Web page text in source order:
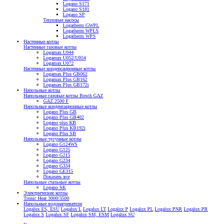
Logano S171
Logano S181
Logano SP
Тепловые насосы
Logatherm GWPL
Logatherm WPLS
Logatherm WPS
Настенные котлы
Настенные газовые котлы
Logamax U044
Logamax U052/U054
Logamax U072
Настенные конденсационные котлы
Logamax Plus GB062
Logamax Plus GB162
Logamax Plus GB172i
Напольные котлы
Напольные газовые котлы Bosch GAZ
GAZ 2500 F
Напольные конденсационные котлы
Logano Plus GB
Logano Plus GB402
Logano plus KB
Logano Plus KB192i
Logano Plus SB
Напольные чугунные котлы
Logano G124WS
Logano G125
Logano G215
Logano G234
Logano G334
Logano GE315
Показать все
Напольные стальные котлы
Logano SK
Электрические котлы
Tronic Heat 3000/3500
Напольные водонагреватели
Logalux ES, ESU Logalux L Logalux LT Logalux P Logalux PL Logalux PNR Logalux PR
Logalux S Logalux SF Logalux SM, ESM Logalux SU